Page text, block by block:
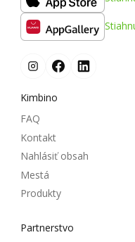
Kimbino
FAQ
Kontakt
Nahlásiť obsah
Mestá
Produkty
Partnerstvo